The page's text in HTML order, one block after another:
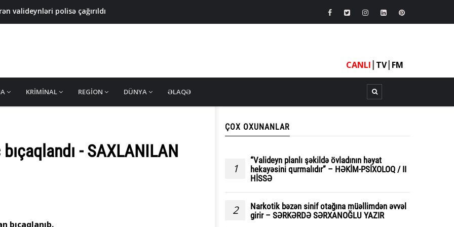
valideynləri polisə çağırıldı
uyğunsuzluq aşkarlandı - FOTO
xarici saytı ələ keçirən azərbaycanlı hakerlər həbs edildi -
CANLI TV┃ FM
KRIMINAL REGION DÜNYA ƏLAQƏ
- SAXLANILAN
bıçaqlanıb.
ÇOX OXUNANLAR
1
“Valideyn planlı şəkildə övladının həyat
hekayəsini qurmalıdır” – HƏKİM-PSİXOLOQ / II
HİSSƏ
2
Narkotik bəzən sinif otağına müəllimdən əvvəl
girir – SƏRKƏRDƏ SƏRXANOĞLU YAZIR